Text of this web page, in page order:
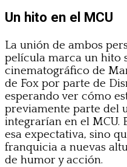
Un hito en el MCU
La unión de ambos
película marca un hito
cinematográfico de
de Fox por parte de
esperando ver cómo
previamente parte del
integrarían en el MCU.
esa expectativa, sino
franquicia a nuevas
de humor y acción.